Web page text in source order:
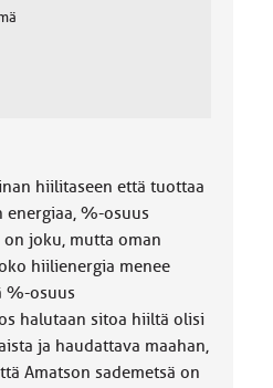
hiilitaseen että tuottaa
%-osuus
joku, mutta oman
hiilienergia menee
%-osuus
halutaan sitoa hiiltä olisi
ja haudattava maahan,
Amatson sademetsä on